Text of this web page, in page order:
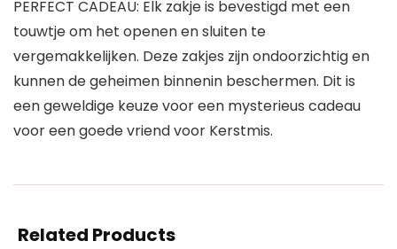
PERFECT CADEAU: Elk zakje is bevestigd met een
touwtje om het openen en sluiten te
vergemakkelijken. Deze zakjes zijn ondoorzichtig en
kunnen de geheimen binnenin beschermen. Dit is
een geweldige keuze voor een mysterieus cadeau
voor een goede vriend voor Kerstmis.
Related Products